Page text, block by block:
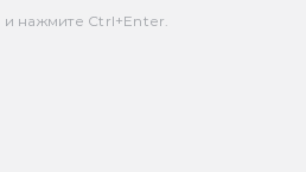
и нажмите Ctrl+Enter.